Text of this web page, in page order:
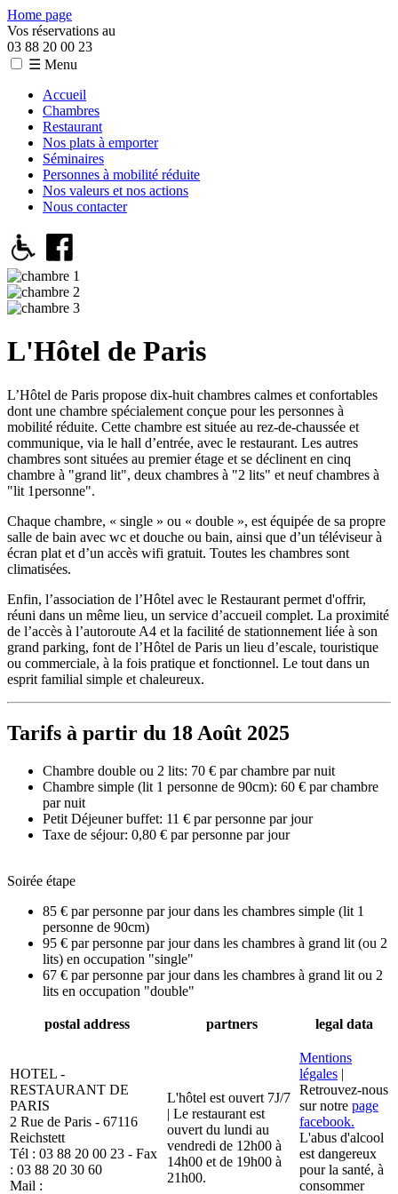
Home page
Vos réservations au
03 88 20 00 23
☰ Menu
Accueil
Chambres
Restaurant
Nos plats à emporter
Séminaires
Personnes à mobilité réduite
Nos valeurs et nos actions
Nous contacter
L'Hôtel de Paris
L’Hôtel de Paris propose dix-huit chambres calmes et confortables
dont une chambre spécialement conçue pour les personnes à
mobilité réduite. Cette chambre est située au rez-de-chaussée et
communique, via le hall d’entrée, avec le restaurant. Les autres
chambres sont situées au premier étage et se déclinent en cinq
chambre à "grand lit", deux chambres à "2 lits" et neuf chambres à
"lit 1personne".
Chaque chambre, « single » ou « double », est équipée de sa propre
salle de bain avec wc et douche ou bain, ainsi que d’un téléviseur à
écran plat et d’un accès wifi gratuit. Toutes les chambres sont
climatisées.
Enfin, l’association de l’Hôtel avec le Restaurant permet d'offrir,
réuni dans un même lieu, un service d’accueil complet. La proximité
de l’accès à l’autoroute A4 et la facilité de stationnement liée à son
grand parking, font de l’Hôtel de Paris un lieu d’escale, touristique
ou commerciale, à la fois pratique et fonctionnel. Le tout dans un
esprit familial simple et chaleureux.
Tarifs à partir du 18 Août 2025
Chambre double ou 2 lits: 70 € par chambre par nuit
Chambre simple (lit 1 personne de 90cm): 60 € par chambre
par nuit
Petit Déjeuner buffet: 11 € par personne par jour
Taxe de séjour: 0,80 € par personne par jour
Soirée étape
85 € par personne par jour dans les chambres simple (lit 1
personne de 90cm)
95 € par personne par jour dans les chambres à grand lit (ou 2
lits) en occupation "single"
67 € par personne par jour dans les chambres à grand lit ou 2
lits en occupation "double"
postal address partners legal data
HOTEL -
RESTAURANT DE
PARIS
2 Rue de Paris - 67116
Reichstett
Tél : 03 88 20 00 23 - Fax
: 03 88 20 30 60
Mail :
L'hôtel est ouvert 7J/7
| Le restaurant est
ouvert du lundi au
vendredi de 12h00 à
14h00 et de 19h00 à
21h00.
Mentions
légales |
Retrouvez-nous
sur notre page
facebook.
L'abus d'alcool
est dangereux
pour la santé, à
consommer